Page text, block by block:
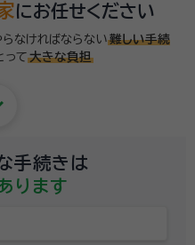
にお任せください
なければならない 難しい手続
って 大きな負担
手続きは
ります